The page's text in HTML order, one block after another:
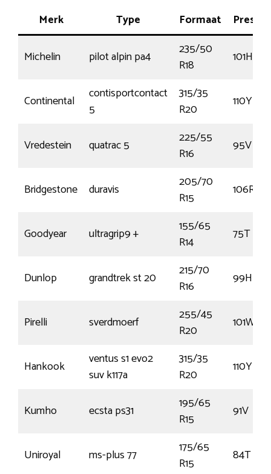
Merk Type Formaat
Michelin pilot alpin pa4
235/50
R18
101H
Continental
contisportcontact
5
315/35
R20
110Y
Vredestein quatrac 5
225/55
R16
95V
Bridgestone duravis
205/70
R15
106R
Goodyear ultragrip9 +
155/65
R14
75T
Dunlop grandtrek st 20
215/70
R16
99H
Pirelli sverdmoerf
255/45
R20
101W
Hankook
ventus s1 evo2
suv k117a
315/35
R20
110Y
Kumho ecsta ps31
195/65
R15
91V
Uniroyal ms-plus 77
175/65
R15
84T